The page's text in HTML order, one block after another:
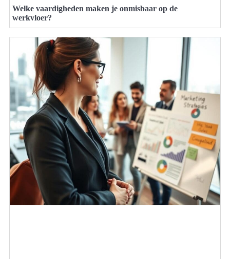
Welke vaardigheden maken je onmisbaar op de
werkvloer?